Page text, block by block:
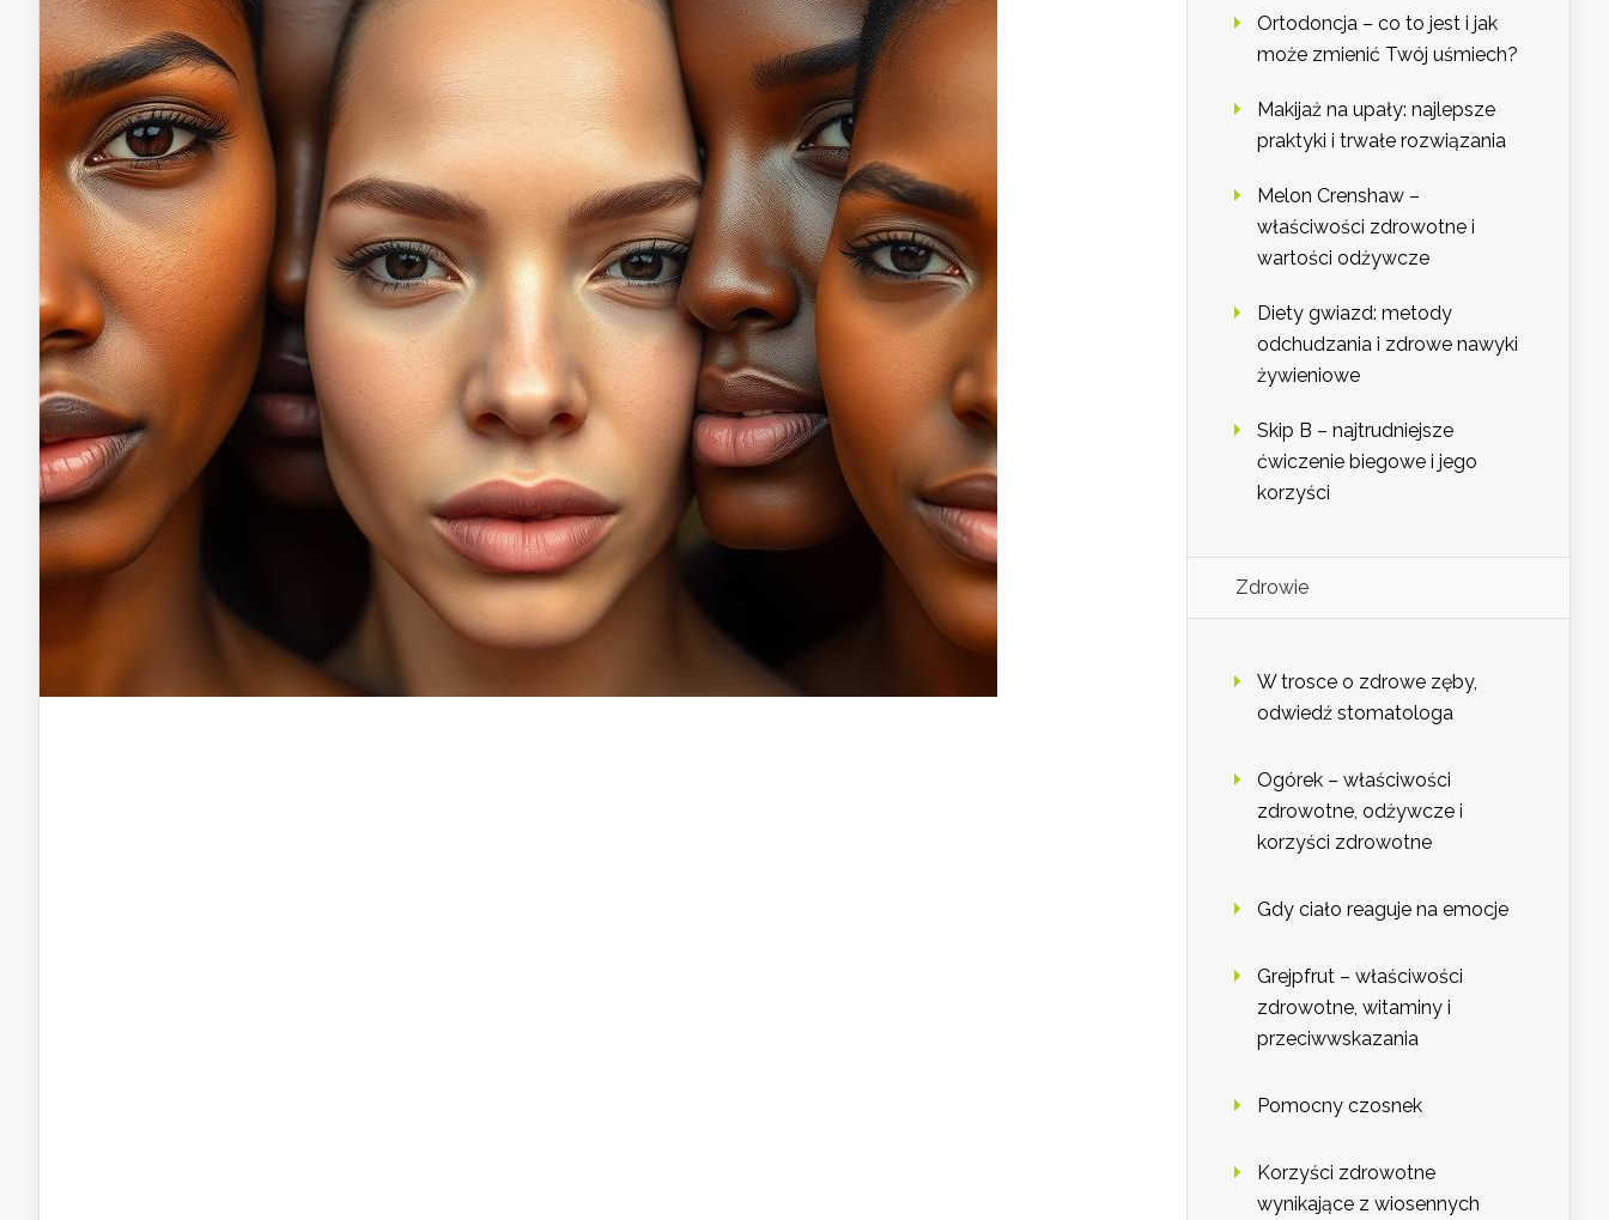
Ortodoncja – co to jest i jak
może zmienić Twój uśmiech?
Makijaż na upały: najlepsze
praktyki i trwałe rozwiązania
Melon Crenshaw –
właściwości zdrowotne i
wartości odżywcze
Diety gwiazd: metody
odchudzania i zdrowe nawyki
żywieniowe
Skip B – najtrudniejsze
ćwiczenie biegowe i jego
korzyści
Zdrowie
W trosce o zdrowe zęby,
odwiedź stomatologa
Ogórek – właściwości
zdrowotne, odżywcze i
korzyści zdrowotne
Gdy ciało reaguje na emocje
Grejpfrut – właściwości
zdrowotne, witaminy i
przeciwwskazania
Pomocny czosnek
Korzyści zdrowotne
wynikające z wiosennych